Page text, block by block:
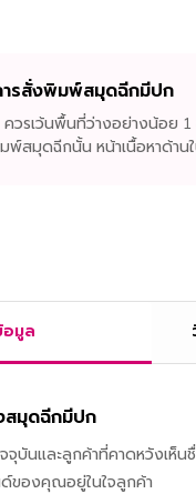
ารสั่งพิมพ์สมุดฉีกมีปก
ควรเว้นพื้นที่ว่างอย่างน้อ
พ์สมุดฉีกนั้น หน้าเนื้อหาด้า
อมูล
สมุดฉีกมีปก
จจุบันและลูกค้าที่คาดหวังเ
ของคุณอยู่ในใจลูกค้า